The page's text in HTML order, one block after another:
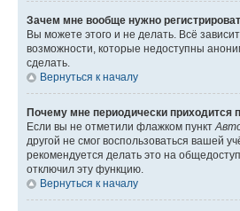
Зачем мне вообще нужно
Вы можете этого и не делать. Всё
возможности, которые недоступны
сделать.
Вернуться к началу
Почему мне периодически приходится
Если вы не отметили флажком пункт
другой не смог воспользоваться вашей
рекомендуется делать это на
отключил эту функцию.
Вернуться к началу